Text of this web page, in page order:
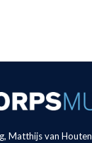
Matthijs van Houten